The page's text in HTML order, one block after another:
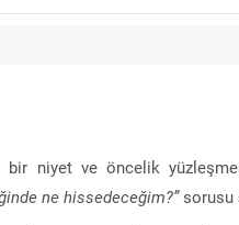
niyet ve öncelik
ne hissedeceğim?”sorusu